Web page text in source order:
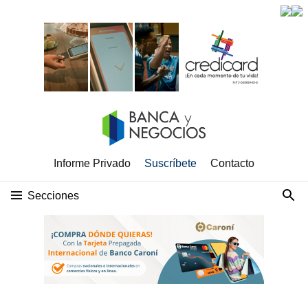
Informe Privado Suscríbete Contacto
Secciones